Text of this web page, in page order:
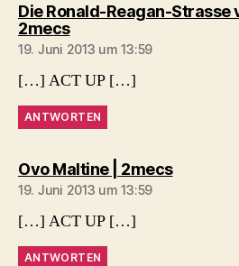
Die Ronald-Reagan-Strasse
2mecssagt:
19. Juni 2013 um 13:59
[…] ACT UP […]
ANTWORTEN
Ovo Maltine | 2mecssagt:
19. Juni 2013 um 13:59
[…] ACT UP […]
ANTWORTEN